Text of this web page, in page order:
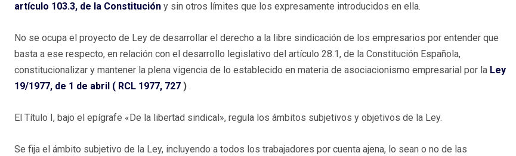
artículo 103.3, de la Constitución y sin otros límites que los expresamente introducidos en ella.
No se ocupa el proyecto de Ley de desarrollar el derecho a la libre sindicación de los empresarios por entender que
basta a ese respecto, en relación con el desarrollo legislativo del artículo 28.1, de la Constitución Española,
constitucionalizar y mantener la plena vigencia de lo establecido en materia de asociacionismo empresarial por la Ley
19/1977, de 1 de abril ( RCL 1977, 727 ) .
El Título I, bajo el epígrafe «De la libertad sindical», regula los ámbitos subjetivos y objetivos de la Ley.
Se fija el ámbito subjetivo de la Ley, incluyendo a todos los trabajadores por cuenta ajena, lo sean o no de las